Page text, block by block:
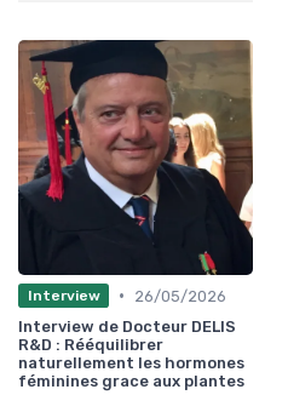
Interview •
26/05/2026
Interview de Docteur DELIS
R&D : Rééquilibrer
naturellement les hormones
féminines grace aux plantes